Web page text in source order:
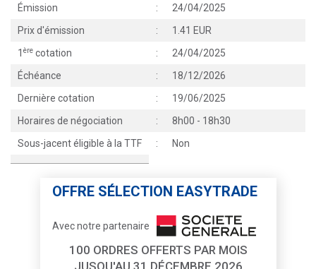
Émission
:
24/04/2025
Prix d'émission
:
1.41 EUR
1 ère cotation :
24/04/2025
Échéance
:
18/12/2026
Dernière cotation
:
19/06/2025
Horaires de négociation
:
8h00 - 18h30
Sous-jacent éligible à la TTF
: Non
OFFRE SÉLECTION EASYTRADE
Avec notre partenaire
100 ORDRES OFFERTS PAR MOIS
JUSQU'AU 31 DÉCEMBRE 2026